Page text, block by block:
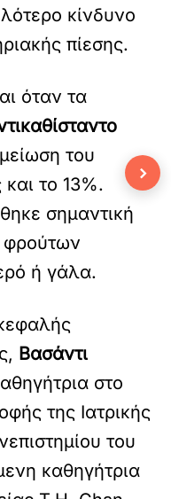
κίνδυνο
πίεσης.
όταν τα
του
το 13%.
σημαντική
φρούτων
ή γάλα.
Βασάντι
στο
της Ιατρικής
του
καθηγήτρια
›